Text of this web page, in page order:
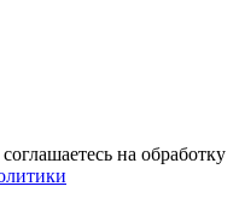
на обработку